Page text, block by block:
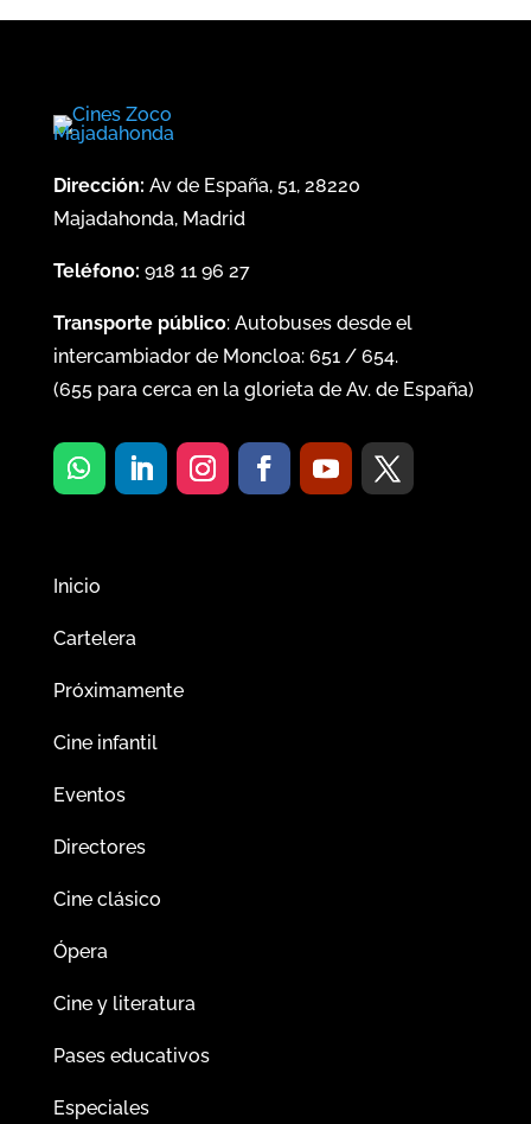
Dirección: Av de España, 51, 28220
Majadahonda, Madrid
Teléfono: 918 11 96 27
Transporte público: Autobuses desde el
intercambiador de Moncloa: 651/ 654.
(655para cerca en la glorieta de Av. de España)
Inicio
Cartelera
Próximamente
Cine infantil
Eventos
Directores
Cine clásico
Ópera
Cine y literatura
Pases educativos
Especiales